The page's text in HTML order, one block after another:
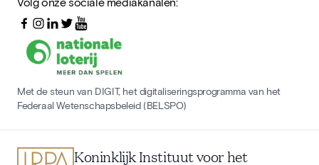
Met de steun van DIGIT, het digitaliseringsprogramma van het
Federaal Wetenschapsbeleid (BELSPO)
Koninklijk Instituut voor het